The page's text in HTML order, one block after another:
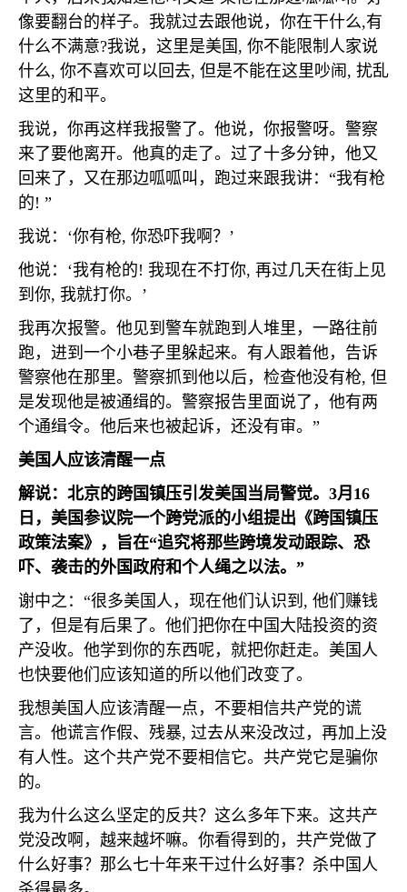
像要翻台的样子。我就过去跟他说，你在干什么,有
什么不满意?我说，这里是美国 , 你不能限制人家说
什么, 你不喜欢可以回去, 但是不能在这里吵闹 , 扰乱
这里的和平。
我说，你再这样我报警了。他说，你报警呀。警察
来了要他离开。他真的走了。过了十多分钟，他又
回来了，又在那边呱呱叫，跑过来跟我讲：“我有枪
的! ”
我说：‘你有枪, 你恐吓我啊？’
他说：‘我有枪的! 我现在不打你, 再过几天在街上见
到你, 我就打你。’
我再次报警。他见到警车就跑到人堆里，一路往前
跑，进到一个小巷子里躲起来。有人跟着他，告诉
警察他在那里。警察抓到他以后，检查他没有枪, 但
是发现他是被通缉的。警察报告里面说了，他有两
个通缉令。他后来也被起诉，还没有审。”
美国人应该清醒一点
解说：北京的跨国镇压引发美国当局警觉。 3月 16
日，美国参议院一个跨党派的小组提出《跨国镇压
政策法案》，旨在“追究将那些跨境发动跟踪、恐
吓、袭击的外国政府和个人绳之以法。”
谢中之：“很多美国人，现在他们认识到 , 他们赚钱
了，但是有后果了。他们把你在中国大陆投资的资
产没收。他学到你的东西呢，就把你赶走。美国人
也快要他们应该知道的所以他们改变了。
我想美国人应该清醒一点，不要相信共产党的谎
言。他谎言作假、残暴, 过去从来没改过，再加上没
有人性。这个共产党不要相信它。共产党它是骗你
的。
我为什么这么坚定的反共？这么多年下来。这共产
党没改啊，越来越坏嘛。你看得到的，共产党做了
什么好事？那么七十年来干过什么好事？杀中国人